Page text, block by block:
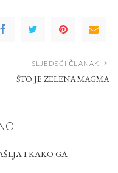
SLJEDEĆI ČLANAK
ŠTO JE ZELENA MAGMA
I KAKO GA